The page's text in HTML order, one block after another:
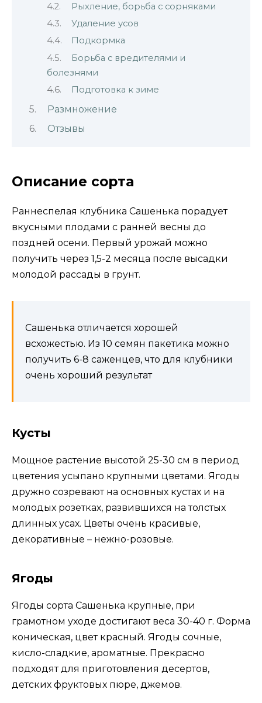
Рыхление, борьба с сорняками
Удаление усов
Подкормка
Борьба с вредителями и
болезнями
Подготовка к зиме
Размножение
Отзывы
Описание сорта
Раннеспелая клубника Сашенька порадует
вкусными плодами с ранней весны до
поздней осени. Первый урожай можно
получить через 1,5-2 месяца после высадки
молодой рассады в грунт.
Сашенька отличается хорошей
всхожестью. Из 10 семян пакетика можно
получить 6-8 саженцев, что для клубники
очень хороший результат
Кусты
Мощное растение высотой 25-30 см в период
цветения усыпано крупными цветами. Ягоды
дружно созревают на основных кустах и на
молодых розетках, развившихся на толстых
длинных усах. Цветы очень красивые,
декоративные – нежно-розовые.
Ягоды
Ягоды сорта Сашенька крупные, при
грамотном уходе достигают веса 30-40 г. Форма
коническая, цвет красный. Ягоды сочные,
кисло-сладкие, ароматные. Прекрасно
подходят для приготовления десертов,
детских фруктовых пюре, джемов.